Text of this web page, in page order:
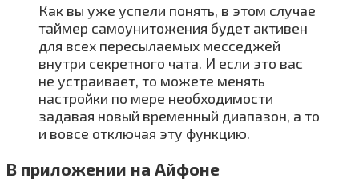
Как вы уже успели понять, в этом случае
таймер самоунитожения будет активен
для всех пересылаемых месседжей
внутри секретного чата. И если это вас
не устраивает, то можете менять
настройки по мере необходимости
задавая новый временный диапазон, а то
и вовсе отключая эту функцию.
В приложении на Айфоне